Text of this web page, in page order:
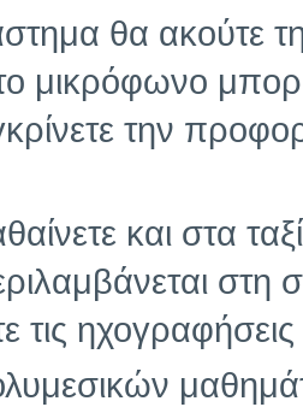
θα ακούτε
μικρόφωνο
την
και στα
στη
τις